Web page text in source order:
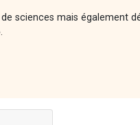
sciences mais également